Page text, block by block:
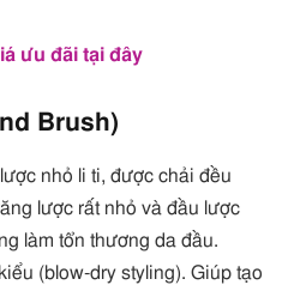
ưu đãi tại đây
Brush)
nhỏ li ti, được chải đều
lược rất nhỏ và đầu lược
làm tổn thương da đầu.
(blow-dry styling). Giúp tạo